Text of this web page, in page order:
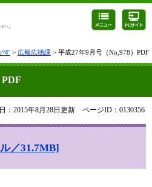
す > 広報広聴課 > 平成27年9月号（No,978）PDF
：2015年8月28日更新 ページID：0130356
／31.7MB]